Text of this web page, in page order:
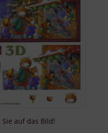
auf das Bild!